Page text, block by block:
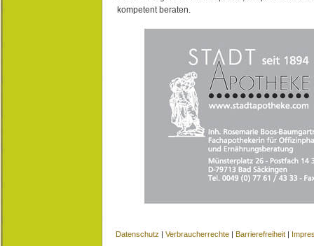
kompetent beraten.
Datenschutz | Verbraucherrechte | Barrierefreiheit |